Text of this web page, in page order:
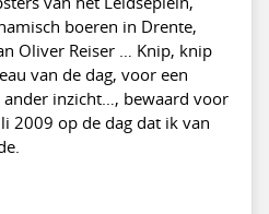
boeren in Drente,
Oliver Reiser … Knip, knip
van de dag, voor een
ander inzicht…, bewaard voor
2009 op de dag dat ik van